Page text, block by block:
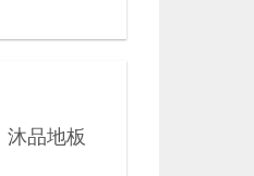
沐品地板